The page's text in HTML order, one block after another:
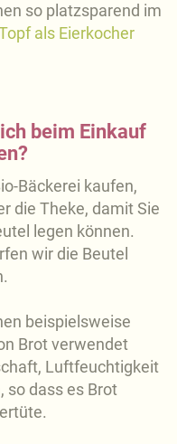
so platzsparend im
als Eierkocher
beim Einkauf
Bäckerei kaufen,
die Theke, damit Sie
legen können.
wir die Beutel
beispielsweise
Brot verwendet
Luftfeuchtigkeit
so dass es Brot